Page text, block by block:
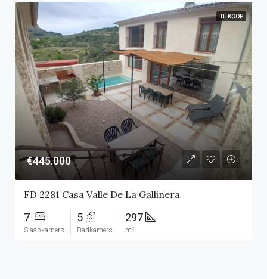
TE KOOP
€445.000
FD 2281 Casa Valle De La Gallinera
7
Slaapkamers
5
Badkamers
297
m²